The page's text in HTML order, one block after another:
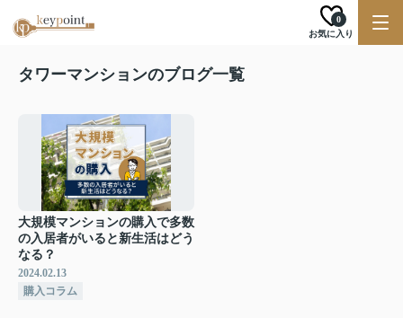
お気に入り
0
タワーマンションのブログ一覧
大規模マンションの購入で多数
の入居者がいると新生活はどう
なる？
2024.02.13
購入コラム